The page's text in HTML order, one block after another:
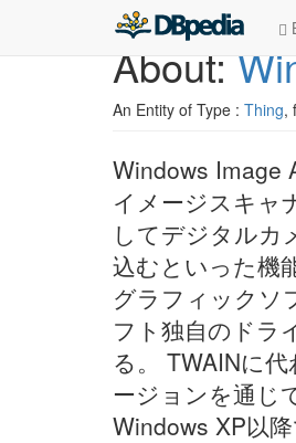
About:
An Entity of Type : Thing,
Windows Image
イメージスキャ
してデジタルカ
込むといった機
グラフィックソ
フト独自のドラ
る。 TWAINに
ージョンを通じ
Windows XP以